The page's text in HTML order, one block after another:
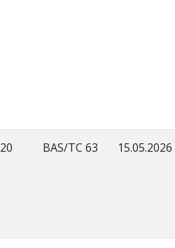
BAS/TC 63 15.05.2026